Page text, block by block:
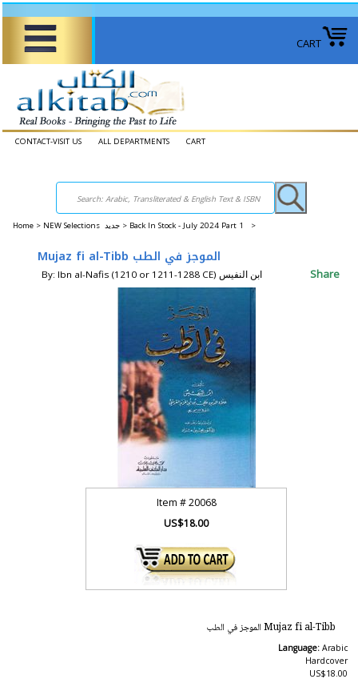
CART
CONTACT-VISIT US ALL DEPARTMENTS CART
Home > NEW Selections جديد > Back In Stock - July 2024 Part 1 >
Mujaz fi al-Tibb الموجز في الطب
By: Ibn al-Nafis (1210 or 1211-1288 CE) ابن النفيس Share
Item #20068
US$18.00
Mujaz fi al-Tibb الموجز في الطب
Language: Arabic
Hardcover
US$18.00